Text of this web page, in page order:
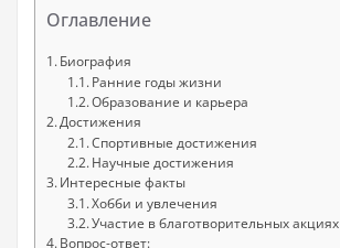
Оглавление
Биография
Ранние годы жизни
Образование и карьера
Достижения
Спортивные достижения
Научные достижения
Интересные факты
Хобби и увлечения
Участие в благотворительных акциях
Вопрос-ответ: